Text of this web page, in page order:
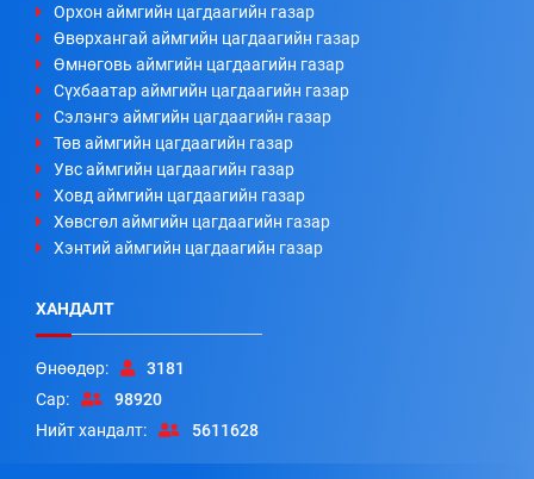
Орхон аймгийн цагдаагийн газар
Өвөрхангай аймгийн цагдаагийн газар
Өмнөговь аймгийн цагдаагийн газар
Сүхбаатар аймгийн цагдаагийн газар
Сэлэнгэ аймгийн цагдаагийн газар
Төв аймгийн цагдаагийн газар
Увс аймгийн цагдаагийн газар
Ховд аймгийн цагдаагийн газар
Хөвсгөл аймгийн цагдаагийн газар
Хэнтий аймгийн цагдаагийн газар
ХАНДАЛТ
Өнөөдөр:
3181
Сар:
98920
Нийт хандалт:
5611628